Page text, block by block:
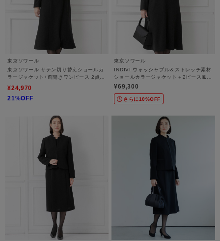
東京ソワール
東京ソワール サテン切り替えショールカ
ラージャケット+前開きワンピース 2点セ
ット 【喪服・礼服・ブラックフォーマ
ル】
¥24,970
21%OFF
東京ソワール
INDIVI ウォッシャブル＆ストレッチ素材
ショールカラージャケット＋2ピース風ワ
ンピース 2点セット 【喪服・礼服・ブラ
¥69,300
さらに10%OFF